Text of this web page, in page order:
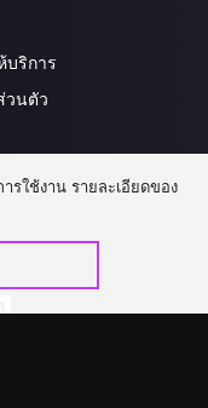
บริการ
วนตัว
รใช้งาน รายละเอียดของ